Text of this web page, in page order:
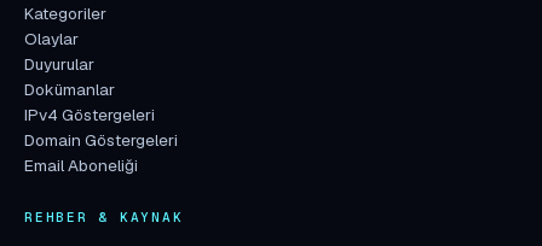
Kategoriler
Olaylar
Duyurular
Dokümanlar
IPv4 Göstergeleri
Domain Göstergeleri
Email Aboneliği
REHBER & KAYNAK